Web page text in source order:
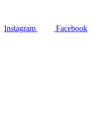
Instagram Facebook